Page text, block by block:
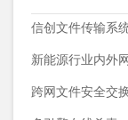
信创文件传输系
跨网文件安全交